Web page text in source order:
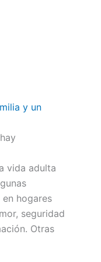
y un
vida adulta
hogares
seguridad
Otras